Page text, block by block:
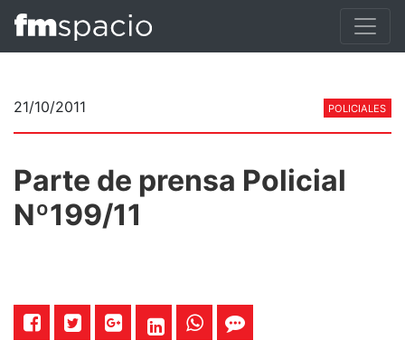
21/10/2011 POLICIALES
Parte de prensa Policial
Nº199/11